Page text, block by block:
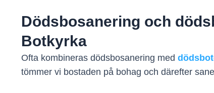
Dödsbosanering och
Botkyrka
Ofta kombineras dödsbosanering med
tömmer vi bostaden på bohag och därefter